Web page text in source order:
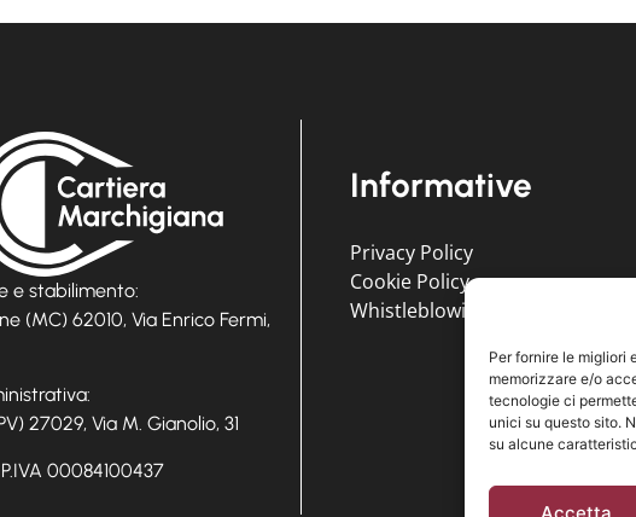
Per fornire le migliori
memorizzare e/o
tecnologie ci
unici su questo sito.
su alcune
Accetta
e stabilimento:
(MC) 62010, Via Enrico Fermi,
27029, Via M. Gianolio, 31
00084100437
Informative
Privacy Policy
Cookie Policy
Whistleblowing